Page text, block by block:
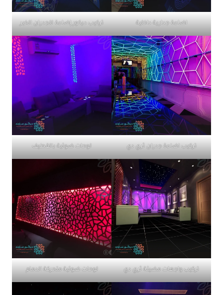
اضاءة جدارية داخلية تركيب ديكور إضاءة للجدران الخبر
تركيب اضاءة جدران ثري دي لوحات ضوئية بالقطيف
تركيب واجهات مضيئة ثري دي لوحات ضوئية متحركة الدمام